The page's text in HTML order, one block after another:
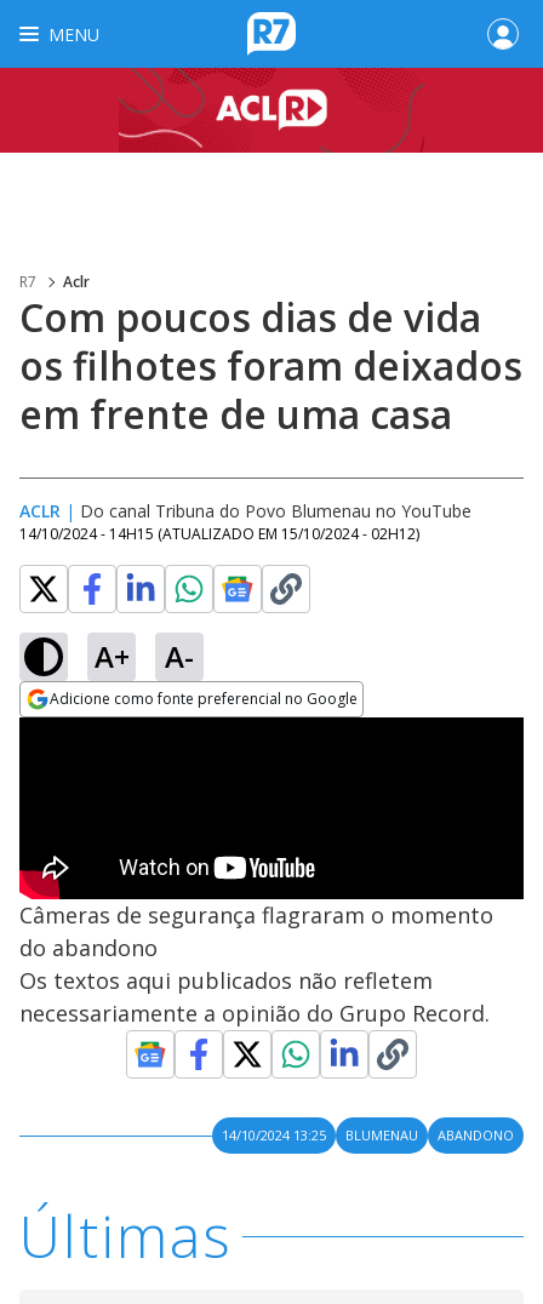
MENU
R7 Aclr
Com poucos dias de vida
os filhotes foram deixados
em frente de uma casa
ACLR | Do canal Tribuna do Povo Blumenau no YouTube
14/10/2024 - 14H15 (ATUALIZADO EM 15/10/2024 - 02H12)
A+ A-
Adicione como fonte preferencial no Google
Câmeras de segurança flagraram o momento
do abandono
Os textos aqui publicados não refletem
necessariamente a opinião do Grupo Record.
14/10/2024 13:25 BLUMENAU ABANDONO
Últimas